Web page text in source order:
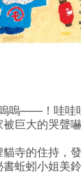
嗚——！哇哇
被巨大的哭聲
貓寺的住持，
書蚯蚓小姐美鈴